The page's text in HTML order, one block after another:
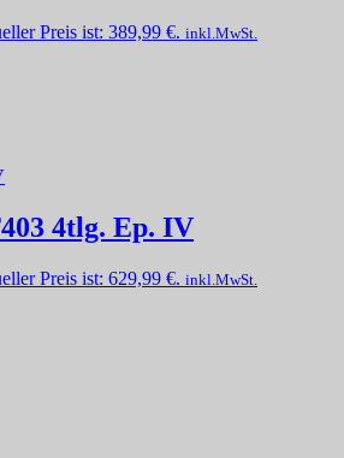
Preis ist: 389,99 €. inkl.MwSt.
4tlg. Ep. IV
Preis ist: 629,99 €. inkl.MwSt.